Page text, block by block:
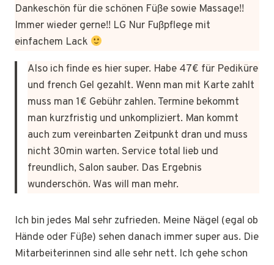
Dankeschön für die schönen Füße sowie Massage!!
Immer wieder gerne!! LG Nur Fußpflege mit
einfachem Lack
Also ich finde es hier super. Habe 47€ für Pediküre
und french Gel gezahlt. Wenn man mit Karte zahlt
muss man 1€ Gebühr zahlen. Termine bekommt
man kurzfristig und unkompliziert. Man kommt
auch zum vereinbarten Zeitpunkt dran und muss
nicht 30min warten. Service total lieb und
freundlich, Salon sauber. Das Ergebnis
wunderschön. Was will man mehr.
Ich bin jedes Mal sehr zufrieden. Meine Nägel (egal ob
Hände oder Füße) sehen danach immer super aus. Die
Mitarbeiterinnen sind alle sehr nett. Ich gehe schon